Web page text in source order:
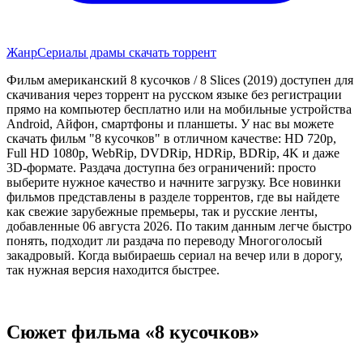
ЖанрСериалы драмы скачать торрент
Фильм американский 8 кусочков / 8 Slices (2019) доступен для
скачивания через торрент на русском языке без регистрации
прямо на компьютер бесплатно или на мобильные устройства
Android, Айфон, смартфоны и планшеты. У нас вы можете
скачать фильм "8 кусочков" в отличном качестве: HD 720p,
Full HD 1080p, WebRip, DVDRip, HDRip, BDRip, 4K и даже
3D-формате. Раздача доступна без ограничений: просто
выберите нужное качество и начните загрузку. Все новинки
фильмов представлены в разделе торрентов, где вы найдете
как свежие зарубежные премьеры, так и русские ленты,
добавленные 06 августа 2026. По таким данным легче быстро
понять, подходит ли раздача по переводу Многоголосый
закадровый. Когда выбираешь сериал на вечер или в дорогу,
так нужная версия находится быстрее.
Сюжет фильма «8 кусочков»